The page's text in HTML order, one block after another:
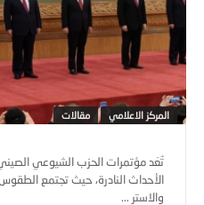
المركز الاعلامي مقالات
تُعَد مؤتمرات الحزب الشيوعي
الأحداث النادرة، حيث تجتمع
والاستر ...